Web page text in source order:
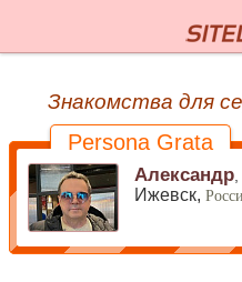
Знакомства для
Persona Grata
Александр
Ижевск,